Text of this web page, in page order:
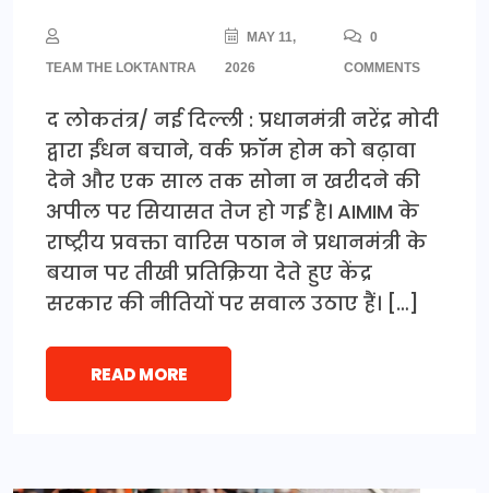
TEAM THE LOKTANTRA
MAY 11,
2026
0
COMMENTS
द लोकतंत्र/ नई दिल्ली : प्रधानमंत्री नरेंद्र मोदी
द्वारा ईंधन बचाने, वर्क फ्रॉम होम को बढ़ावा
देने और एक साल तक सोना न खरीदने की
अपील पर सियासत तेज हो गई है। AIMIM के
राष्ट्रीय प्रवक्ता वारिस पठान ने प्रधानमंत्री के
बयान पर तीखी प्रतिक्रिया देते हुए केंद्र
सरकार की नीतियों पर सवाल उठाए हैं। […]
READ MORE